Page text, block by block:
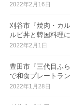
2022年2月16日
刈谷市『焼肉・カ
ルビ丼と韓国料理
2022年2月1日
豊田市『三代目ふ
で和食プレートラ
2022年1月28日